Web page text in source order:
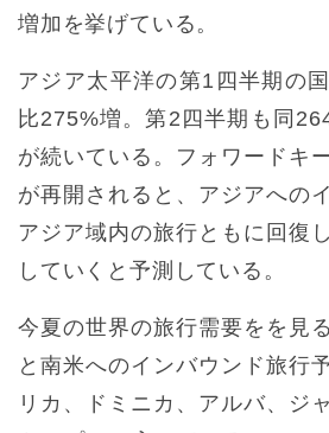
増加を挙げている。
アジア太平洋の第1四半期の
比275%増。第2四半期も同
が続いている。フォワードキ
が再開されると、アジアへの
アジア域内の旅行ともに回復
していくと予測している。
今夏の世界の旅行需要をを見
と南米へのインバウンド旅行
リカ、ドミニカ、アルバ、ジ